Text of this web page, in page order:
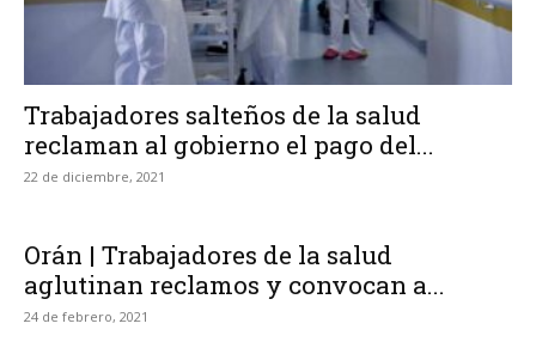
Trabajadores salteños de la salud
reclaman al gobierno el pago del...
22 de diciembre, 2021
Orán | Trabajadores de la salud
aglutinan reclamos y convocan a...
24 de febrero, 2021